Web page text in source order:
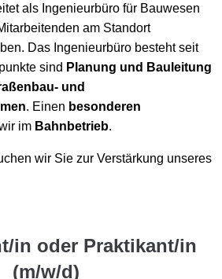
als Ingenieurbüro für Bauwesen
am Standort
Das Ingenieurbüro besteht seit
sind Planung und Bauleitung
und
. Einen besonderen
im Bahnbetrieb.
wir Sie zur Verstärkung unseres
in oder Praktikant/in
(m/w/d)